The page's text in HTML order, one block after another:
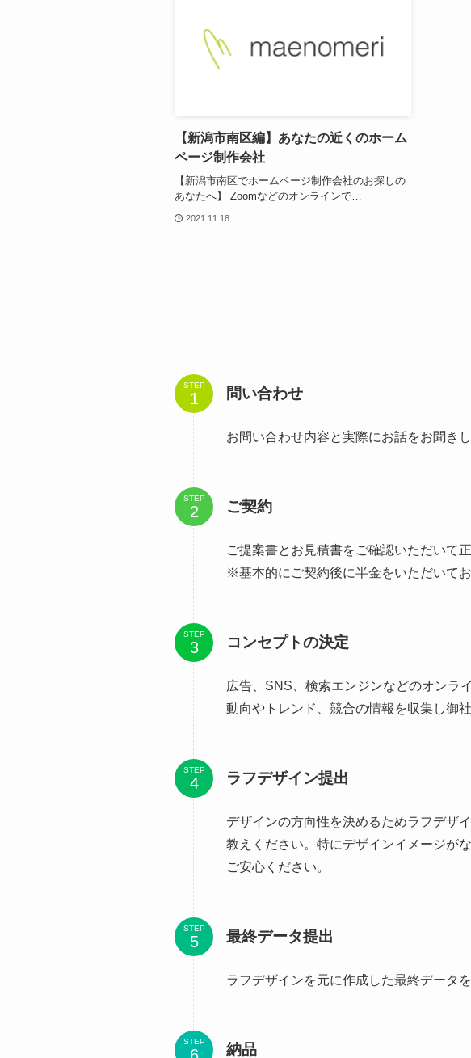
【新潟市南区編】あなたの近くのホーム
ページ制作会社
【新潟市南区でホームページ制作会社のお探しの
あなたへ】 Zoomなどのオンラインで…
2021.11.18
STEP 問い合わせ
お問い合わせ内容と実際にお話をお聞き
STEP ご契約
ご提案書とお見積書をご確認いただいて
※基本的にご契約後に半金をいただいてお
STEP コンセプトの決定
広告、SNS、検索エンジンなどのオンラ
動向やトレンド、競合の情報を収集し御
STEP ラフデザイン提出
デザインの方向性を決めるためラフデザ
教えください。特にデザインイメージが
ご安心ください。
STEP 最終データ提出
ラフデザインを元に作成した最終データ
STEP 納品